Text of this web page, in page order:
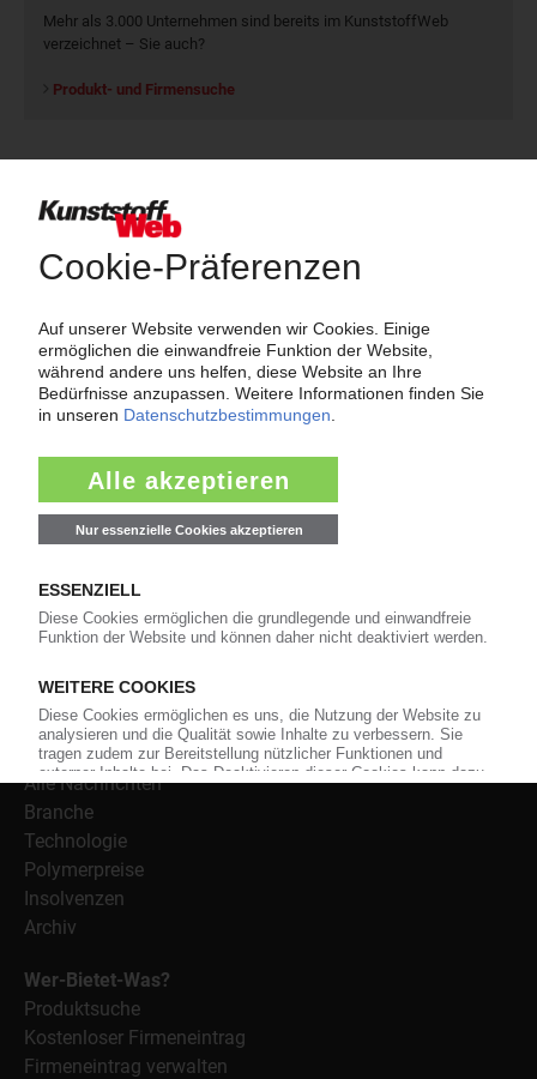
Mehr als 3.000 Unternehmen sind bereits im KunststoffWeb
verzeichnet – Sie auch?
Produkt- und Firmensuche
Über das KunststoffWeb
Als einer der Internet-Pioniere der Kunststoffindustrie
und Führungskräfte der Branche mit täglichen
Nachrichten rund um das Thema "Kunststoffe". Im Fokus
der Berichterstattung ist dabei die Preisentwicklung für
Material, Anwendungen und Verpackungen.
Weiterhin bietet das KunststoffWeb geeignete
Informationen wie Handelsnamen und Veranstaltungen.
Nachrichten
Alle Nachrichten
Branche
Technologie
Polymerpreise
Insolvenzen
Archiv
Wer-Bietet-Was?
Produktsuche
Kostenloser Firmeneintrag
Firmeneintrag verwalten